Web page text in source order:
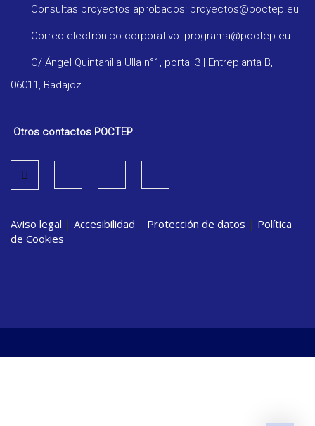
Consultas proyectos aprobados: proyectos@poctep.eu
Correo electrónico corporativo: programa@poctep.eu
C/ Ángel Quintanilla Ulla n°1, portal 3 | Entreplanta B,
06011, Badajoz
Otros contactos POCTEP
Aviso legal | Accesibilidad | Protección de datos | Política
de Cookies